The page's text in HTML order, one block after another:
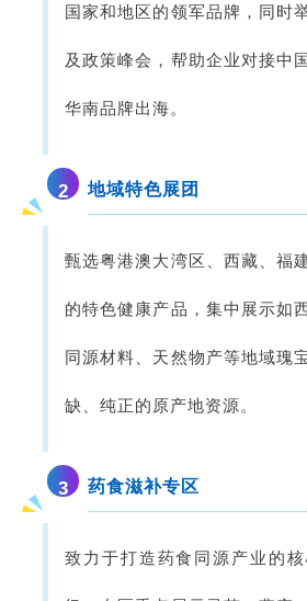
国家和地区的领军品牌，同时
及政策峰会，帮助企业对接中
华南品牌出海。
2 地域特色展团
甄选粤港澳大湾区、西藏、福
的特色健康产品，集中展示如
同源材料、天然物产等地域瑰
缺、纯正的原产地资源。
3 药食滋补专区
致力于打造药食同源产业的